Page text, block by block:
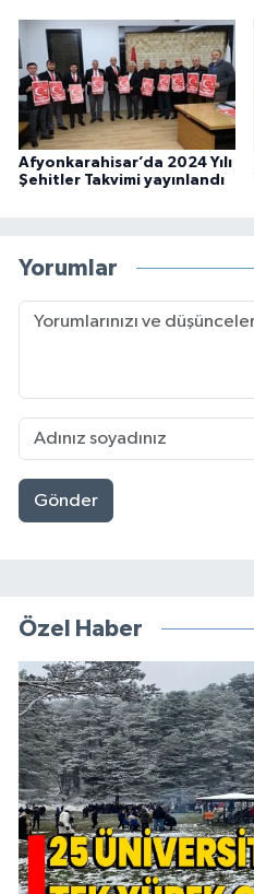
Afyonkarahisar’da 2024 Yılı
Şehitler Takvimi yayınlandı
Yorumlar
Gönder
Özel Haber